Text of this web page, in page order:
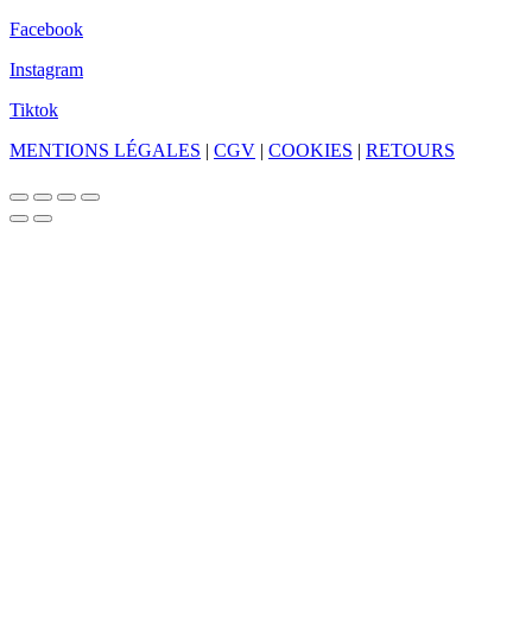
Facebook
Instagram
Tiktok
MENTIONS LÉGALES | CGV | COOKIES | RETOURS